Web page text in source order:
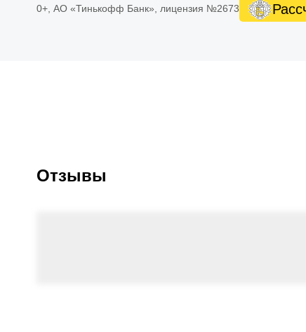
0+, АО «Тинькофф Банк», лицензия №2673
Отзывы